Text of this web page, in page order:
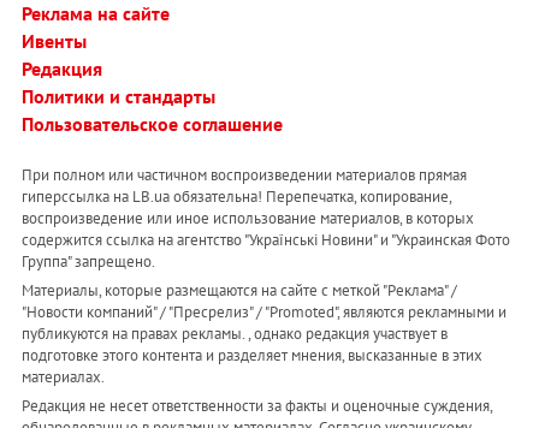
Реклама на сайте
Ивенты
Редакция
Политики и стандарты
Пользовательское соглашение
При полном или частичном воспроизведении материалов прямая
гиперссылка на LB.ua обязательна! Перепечатка, копирование,
воспроизведение или иное использование материалов, в которых
содержится ссылка на агентство "Українськi Новини" и "Украинская Фото
Группа" запрещено.
Материалы, которые размещаются на сайте с меткой "Реклама" /
"Новости компаний" / "Пресрелиз" / "Promoted", являются рекламными и
публикуются на правах рекламы. , однако редакция участвует в
подготовке этого контента и разделяет мнения, высказанные в этих
материалах.
Редакция не несет ответственности за факты и оценочные суждения,